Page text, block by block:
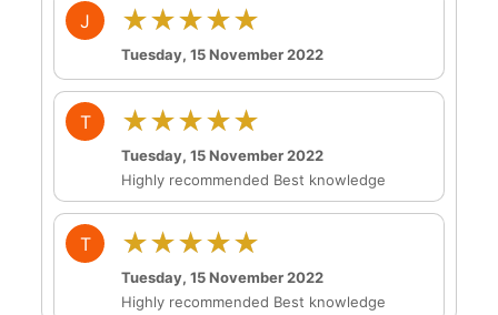
J ★★★★★
Tuesday, 15 November 2022
T ★★★★★
Tuesday, 15 November 2022
Highly recommended Best knowledge
T ★★★★★
Tuesday, 15 November 2022
Highly recommended Best knowledge